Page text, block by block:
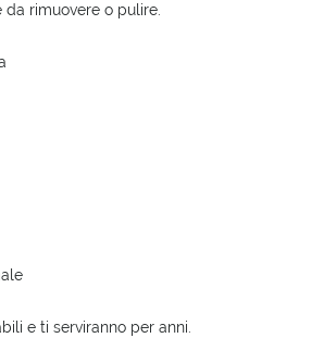
rimuovere o pulire.
e ti serviranno per anni.